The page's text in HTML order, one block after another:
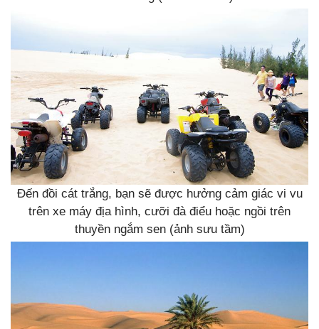
Đến đồi cát trắng, bạn sẽ được hưởng cảm giác vi vu
trên xe máy địa hình, cưỡi đà điểu hoặc ngồi trên
thuyền ngắm sen (ảnh sưu tầm)